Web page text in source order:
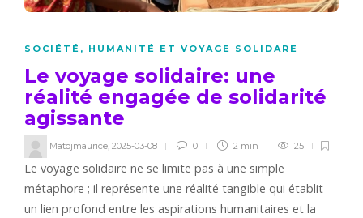
SOCIÉTÉ, HUMANITÉ ET VOYAGE SOLIDARE
Le voyage solidaire: une
réalité engagée de solidarité
agissante
Matojmaurice, 2025-03-08 0 2 min 25
Le voyage solidaire ne se limite pas à une simple
métaphore ; il représente une réalité tangible qui établit
un lien profond entre les aspirations humanitaires et la